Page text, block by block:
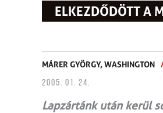
ELKEZDŐDÖTT A
MÁRER GYÖRGY,WASHINGTON
2005. 01. 24.
Lapzártánk után kerül